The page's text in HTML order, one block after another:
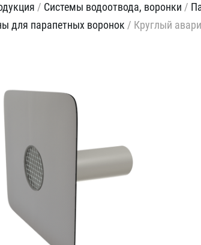
/ Системы водоотвода, воронки /
для парапетных воронок / Круглый